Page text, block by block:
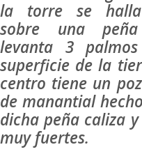
la torre se
sobre una
levanta 3
superficie de la
centro tiene un
de manantial
dicha peña caliza
muy fuertes.